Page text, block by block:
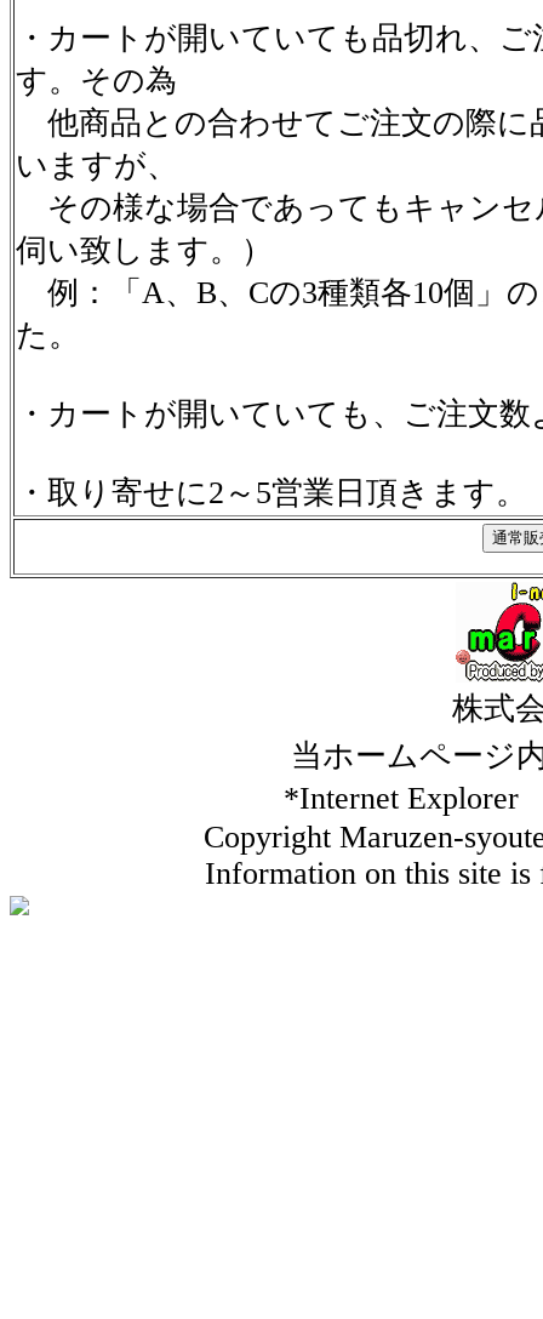
・カートが開いていても品切れ、
す。その為
他商品との合わせてご注文の際に
いますが、
その様な場合であってもキャンセ
伺い致します。）
例：「A、B、Cの3種類各10個」
た。
・カートが開いていても、ご注文
・取り寄せに2～5営業日頂きます。
株式
当ホームページ
*Internet
Copyright Maruzen-
Information on this site is